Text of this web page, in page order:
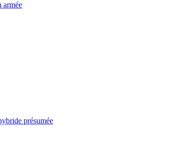
armée
présumée